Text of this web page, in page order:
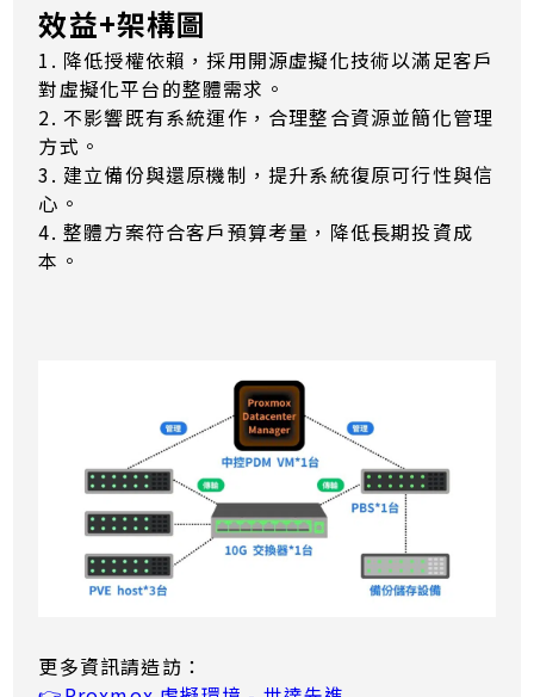
效益+架構圖
1. 降低授權依賴，採用開源虛擬化技術以滿足客戶
對虛擬化平台的整體需求。
2. 不影響既有系統運作，合理整合資源並簡化管理
方式。
3. 建立備份與還原機制，提升系統復原可行性與信
心。
4. 整體方案符合客戶預算考量，降低長期投資成
本。
更多資訊請造訪：